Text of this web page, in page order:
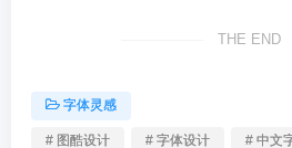
THE END
字体灵感
# 图酷设计 # 字体设计 # 中文